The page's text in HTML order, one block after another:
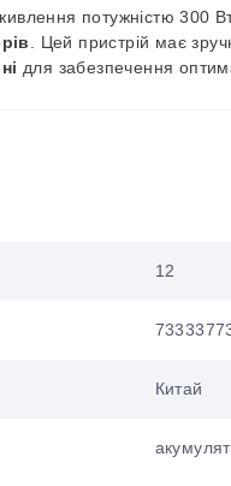
потужністю 300
. Цей пристрій має
для забезпечення
12
Китай